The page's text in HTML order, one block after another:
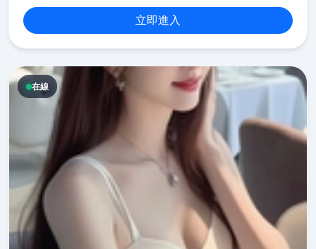
立即進入
在線